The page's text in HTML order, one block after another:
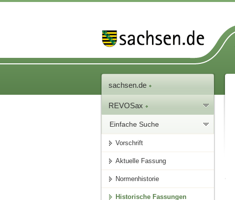
sachsen.de
REVOSax
Einfache Suche
Vorschrift
Aktuelle Fassung
Normenhistorie
Historische Fassungen